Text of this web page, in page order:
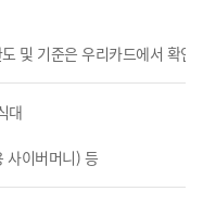
및 기준은 우리카드에서 확인)
대
사이버머니) 등